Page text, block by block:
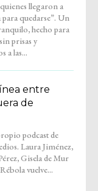
a las...
entre
de
vuelve...